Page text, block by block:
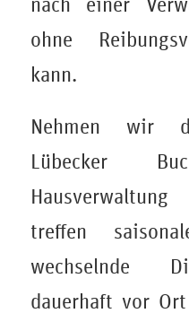
ohne
kann.
Nehmen wir
Lübecker
treffen
wechselnde
dauerhaft vor